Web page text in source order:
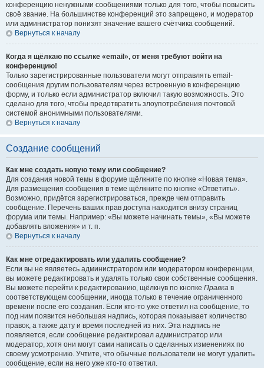
конференцию ненужными сообщениями только для того, чтобы повысить
своё звание. На большинстве конференций это запрещено, и модератор
или администратор понизят значение вашего счётчика сообщений.
Вернуться к началу
Когда я щёлкаю по ссылке «email», от меня требуют войти на
конференцию!
Только зарегистрированные пользователи могут отправлять email-
сообщения другим пользователям через встроенную в конференцию
форму, и только если администратор включил такую возможность. Это
сделано для того, чтобы предотвратить злоупотребления почтовой
системой анонимными пользователями.
Вернуться к началу
Создание сообщений
Как мне создать новую тему или сообщение?
Для создания новой темы в форуме щёлкните по кнопке «Новая тема».
Для размещения сообщения в теме щёлкните по кнопке «Ответить».
Возможно, придётся зарегистрироваться, прежде чем отправить
сообщение. Перечень ваших прав доступа находится внизу страниц
форума или темы. Например: «Вы можете начинать темы», «Вы можете
добавлять вложения» и т. п.
Вернуться к началу
Как мне отредактировать или удалить сообщение?
Если вы не являетесь администратором или модератором конференции,
вы можете редактировать и удалять только свои собственные сообщения.
Вы можете перейти к редактированию, щёлкнув по кнопке Правка в
соответствующем сообщении, иногда только в течение ограниченного
времени после его создания. Если кто-то уже ответил на сообщение, то
под ним появится небольшая надпись, которая показывает количество
правок, а также дату и время последней из них. Эта надпись не
появляется, если сообщение редактировал администратор или
модератор, хотя они могут сами написать о сделанных изменениях по
своему усмотрению. Учтите, что обычные пользователи не могут удалить
сообщение, если на него уже кто-то ответил.